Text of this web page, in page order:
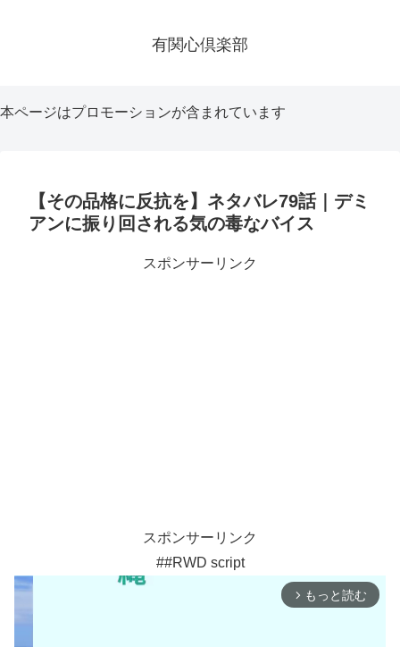
有関心倶楽部
本ページはプロモーションが含まれています
【その品格に反抗を】ネタバレ79話｜デミ
アンに振り回される気の毒なバイス
スポンサーリンク
スポンサーリンク
##RWD script
arrow_forward_ios もっと読む